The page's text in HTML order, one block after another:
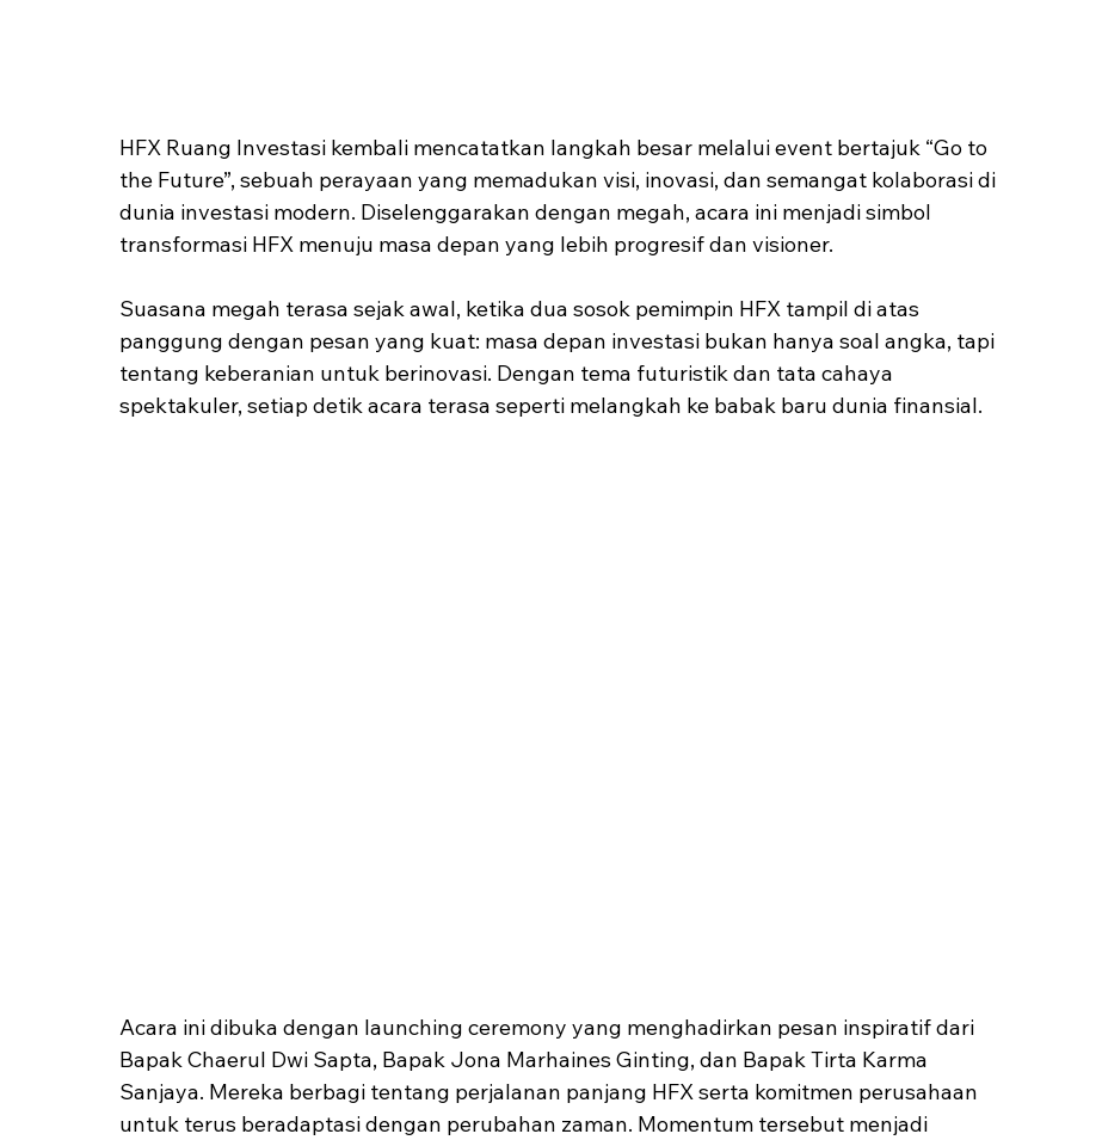
HFX Ruang Investasi kembali mencatatkan langkah besar melalui event bertajuk “Go to
the Future”, sebuah perayaan yang memadukan visi, inovasi, dan semangat kolaborasi di
dunia investasi modern. Diselenggarakan dengan megah, acara ini menjadi simbol
transformasi HFX menuju masa depan yang lebih progresif dan visioner.
Suasana megah terasa sejak awal, ketika dua sosok pemimpin HFX tampil di atas
panggung dengan pesan yang kuat: masa depan investasi bukan hanya soal angka, tapi
tentang keberanian untuk berinovasi. Dengan tema futuristik dan tata cahaya
spektakuler, setiap detik acara terasa seperti melangkah ke babak baru dunia finansial.
Acara ini dibuka dengan launching ceremony yang menghadirkan pesan inspiratif dari
Bapak Chaerul Dwi Sapta, Bapak Jona Marhaines Ginting, dan Bapak Tirta Karma
Sanjaya. Mereka berbagi tentang perjalanan panjang HFX serta komitmen perusahaan
untuk terus beradaptasi dengan perubahan zaman. Momentum tersebut menjadi